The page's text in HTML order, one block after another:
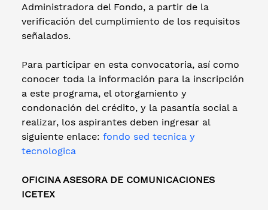
Administradora del Fondo, a partir de la
verificación del cumplimiento de los requisitos
señalados.
Para participar en esta convocatoria, así como
conocer toda la información para la inscripción
a este programa, el otorgamiento y
condonación del crédito, y la pasantía social a
realizar, los aspirantes deben ingresar al
siguiente enlace: fondo sed tecnica y
tecnologica
OFICINA ASESORA DE COMUNICACIONES
ICETEX